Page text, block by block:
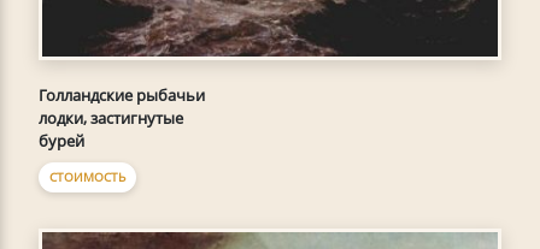
Голландские рыбачьи
лодки, застигнутые
бурей
СТОИМОСТЬ